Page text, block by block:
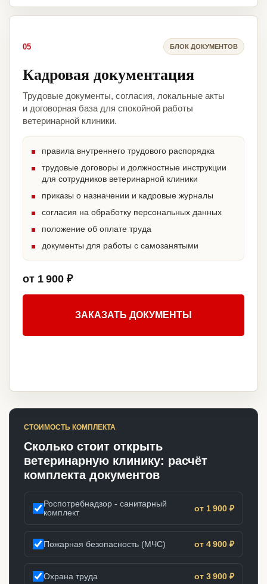
05 БЛОК ДОКУМЕНТОВ
Кадровая документация
Трудовые документы, согласия, локальные акты
и договорная база для спокойной работы
ветеринарной клиники.
правила внутреннего трудового распорядка
трудовые договоры и должностные инструкции
для сотрудников ветеринарной клиники
приказы о назначении и кадровые журналы
согласия на обработку персональных данных
положение об оплате труда
документы для работы с самозанятыми
от 1 900 ₽
ЗАКАЗАТЬ ДОКУМЕНТЫ
СТОИМОСТЬ КОМПЛЕКТА
Сколько стоит открыть
ветеринарную клинику: расчёт
комплекта документов
Роспотребнадзор - санитарный
комплект
от 1 900 ₽
Пожарная безопасность (МЧС) от 4 900 ₽
Охрана труда от 3 900 ₽